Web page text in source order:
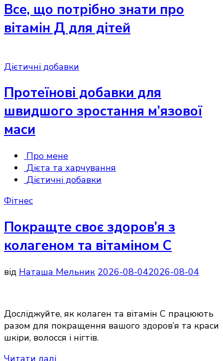
Все, що потрібно знати про
вітамін Д для дітей
Дієтичні добавки
Протеїнові добавки для
швидшого зростання м’язової
маси
Про мене
Дієта та харчування
Дієтичні добавки
Фітнес
Покращте своє здоров’я з
колагеном та вітаміном С
від Наташа Мельник 2026-08-042026-08-04
Досліджуйте, як колаген та вітамін С працюють
разом для покращення вашого здоров’я та краси
шкіри, волосся і нігтів.